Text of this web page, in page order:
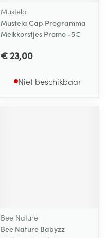
Mustela
Mustela Cap Programma
Melkkorstjes Promo -5€
€ 23,00
Niet beschikbaar
Bee Nature
Bee Nature Babyzz